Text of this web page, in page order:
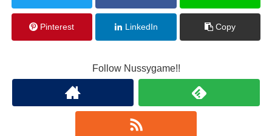
Pinterest LinkedIn Copy
Follow Nussygame!!